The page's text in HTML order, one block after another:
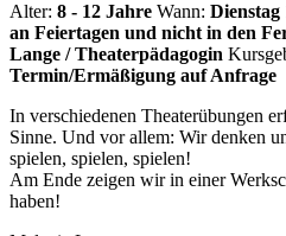
Alter: 8 - 12 Jahre Wann: Dienstag
an Feiertagen und nicht in den
Lange / Theaterpädagogin
Termin/Ermäßigung auf Anfrage
In verschiedenen Theaterübungen
Sinne. Und vor allem: Wir denken
spielen, spielen, spielen!
Am Ende zeigen wir in einer
haben!